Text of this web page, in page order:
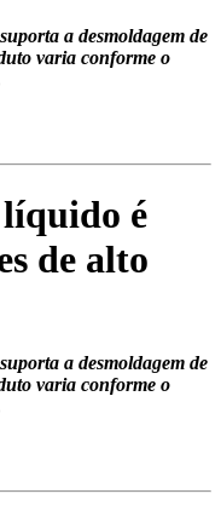
a desmoldagem de
varia conforme o
é
de alto
a desmoldagem de
varia conforme o